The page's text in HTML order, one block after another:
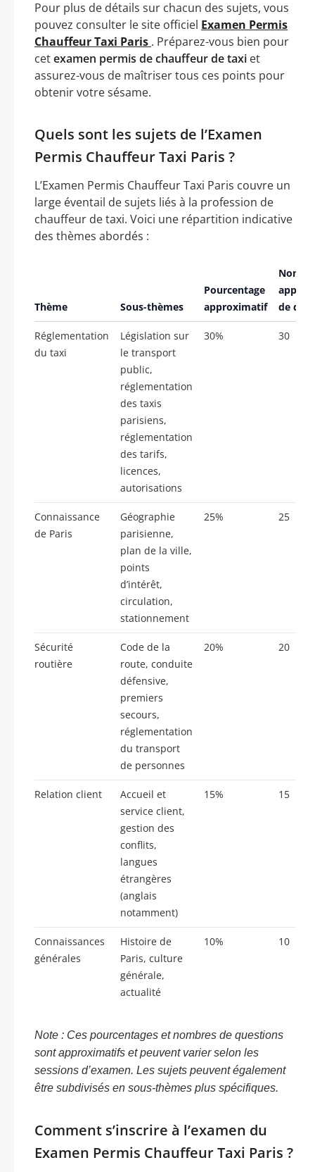
Pour plus de détails sur chacun des sujets, vous
pouvez consulter le site officiel Examen Permis
Chauffeur Taxi Paris . Préparez-vous bien pour
cetexamen permis de chauffeur de taxi et
assurez-vous de maîtriser tous ces points pour
obtenir votre sésame.
Quels sont les sujets de l’Examen
Permis Chauffeur Taxi Paris ?
L’Examen Permis Chauffeur Taxi Paris couvre un
large éventail de sujets liés à la profession de
chauffeur de taxi. Voici une répartition indicative
des thèmes abordés :
Thème Sous-thèmes
Pourcentage
approximatif
de
Réglementation
du taxi
Législation sur
le transport
public,
réglementation
des taxis
parisiens,
réglementation
des tarifs,
licences,
autorisations
30% 30
Connaissance
de Paris
Géographie
parisienne,
plan de la ville,
points
d’intérêt,
circulation,
stationnement
25% 25
Sécurité
routière
Code de la
route, conduite
défensive,
premiers
secours,
réglementation
du transport
de personnes
20% 20
Relation client
Accueil et
service client,
gestion des
conflits,
langues
étrangères
(anglais
notamment)
15% 15
Connaissances
générales
Histoire de
Paris, culture
générale,
actualité
10% 10
Note : Ces pourcentages et nombres de questions
sont approximatifs et peuvent varier selon les
sessions d’examen. Les sujets peuvent également
être subdivisés en sous-thèmes plus spécifiques.
Comment s’inscrire à l’examen du
Examen Permis Chauffeur Taxi Paris ?